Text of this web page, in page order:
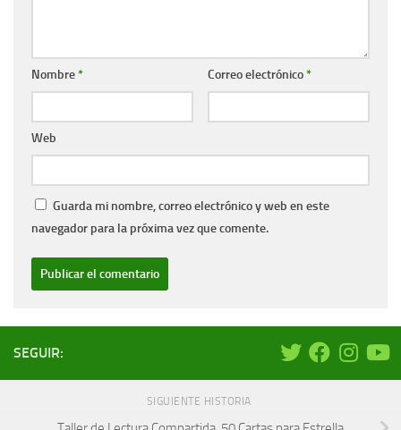
Nombre* Correo electrónico*
Web
Guarda mi nombre, correo electrónico y web en este
navegador para la próxima vez que comente.
SEGUIR:
SIGUIENTE HISTORIA